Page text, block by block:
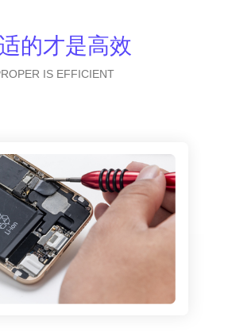
的才是高效
IS EFFICIENT